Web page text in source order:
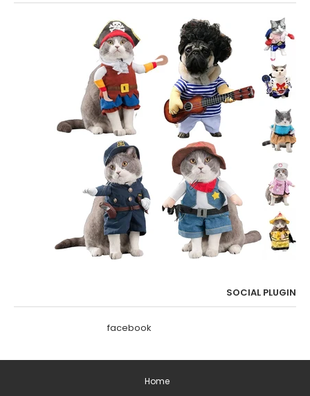
SOCIAL PLUGIN
facebook
Home